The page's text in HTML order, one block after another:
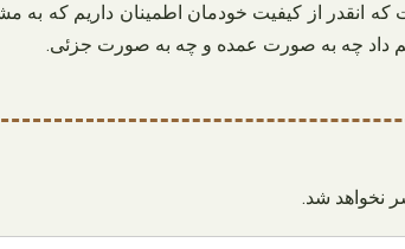
انقدر از کیفیت خودمان اطمینان داریم که به
داد چه به صورت عمده و چه به صورت جزئی.
نخواهد شد.